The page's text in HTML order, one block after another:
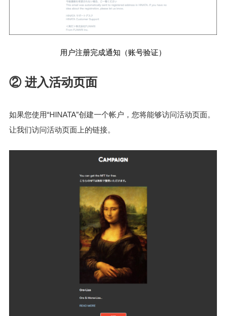
用户注册完成通知（账号验证）
② 进入活动页面
如果您使用“HINATA”创建一个帐户，您将能够访问活动页面。
让我们访问活动页面上的链接。